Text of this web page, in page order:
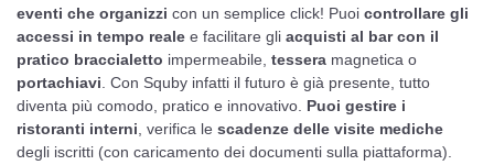
eventi che organizzi con un semplice click! Puoi controllare gli
accessi in tempo reale e facilitare gli acquisti al bar con il
pratico braccialetto impermeabile, tessera magnetica o
portachiavi . Con Squby infatti il futuro è già presente, tutto
diventa più comodo, pratico e innovativo. Puoi gestire i
ristoranti interni , verifica le scadenze delle visite mediche
degli iscritti (con caricamento dei documenti sulla piattaforma).